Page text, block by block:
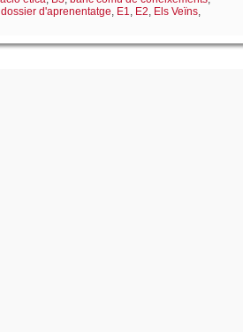
dossier d'aprenentatge, E1, E2, Els Veïns,